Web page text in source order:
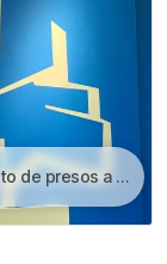
de presos es parte del pacto de Sánchez con Otegi de presos por votos»